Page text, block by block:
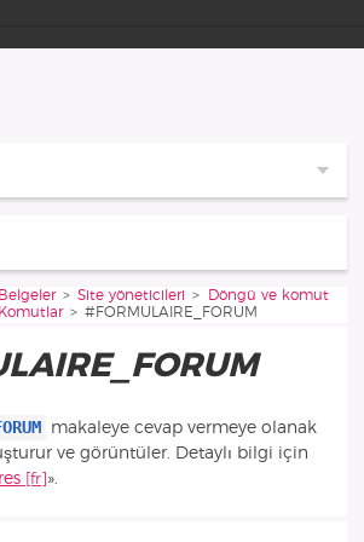
Site yöneticileri
Döngü ve komut
Komutlar #FORMULAIRE_FORUM
makaleye cevap vermeye olanak
ve görüntüler. Detaylı bilgi için
».